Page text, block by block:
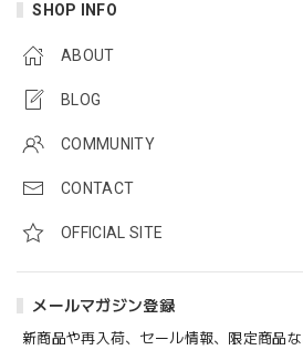
SHOP INFO
ABOUT
BLOG
COMMUNITY
CONTACT
OFFICIAL SITE
メールマガジン登録
新商品や再入荷、セール情報、限定商品